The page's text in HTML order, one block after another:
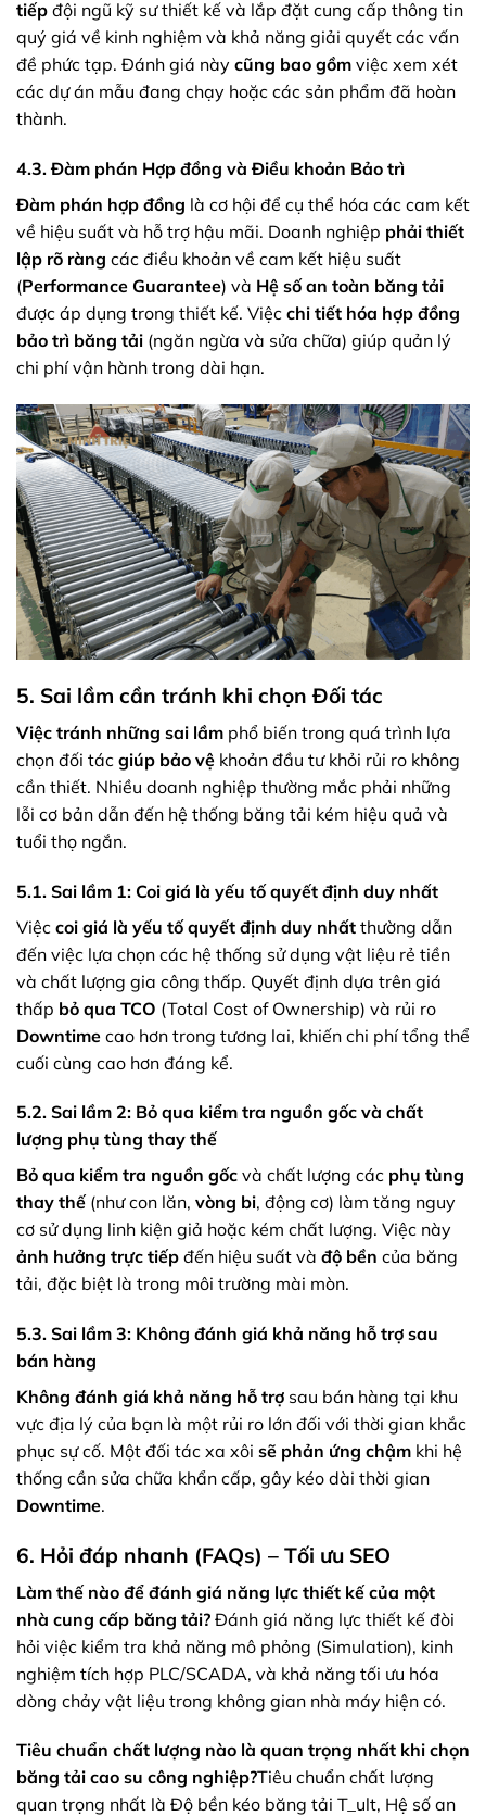
tiếp đội ngũ kỹ sư thiết kế và lắp đặt cung cấp thông tin
quý giá về kinh nghiệm và khả năng giải quyết các vấn
đề phức tạp. Đánh giá này cũng bao gồm việc xem xét
các dự án mẫu đang chạy hoặc các sản phẩm đã hoàn
thành.
4.3. Đàm phán Hợp đồng và Điều khoản Bảo trì
Đàm phán hợp đồng là cơ hội để cụ thể hóa các cam kết
về hiệu suất và hỗ trợ hậu mãi. Doanh nghiệp phải thiết
lập rõ ràng các điều khoản về cam kết hiệu suất
(Performance Guarantee) và Hệ số an toàn băng tải
được áp dụng trong thiết kế. Việc chi tiết hóa hợp đồng
bảo trì băng tải (ngăn ngừa và sửa chữa) giúp quản lý
chi phí vận hành trong dài hạn.
5. Sai lầm cần tránh khi chọn Đối tác
Việc tránh những sai lầm phổ biến trong quá trình lựa
chọn đối tác giúp bảo vệ khoản đầu tư khỏi rủi ro không
cần thiết. Nhiều doanh nghiệp thường mắc phải những
lỗi cơ bản dẫn đến hệ thống băng tải kém hiệu quả và
tuổi thọ ngắn.
5.1. Sai lầm 1: Coi giá là yếu tố quyết định duy nhất
Việc coi giá là yếu tố quyết định duy nhất thường dẫn
đến việc lựa chọn các hệ thống sử dụng vật liệu rẻ tiền
và chất lượng gia công thấp. Quyết định dựa trên giá
thấp bỏ qua TCO (Total Cost of Ownership) và rủi ro
Downtime cao hơn trong tương lai, khiến chi phí tổng thể
cuối cùng cao hơn đáng kể.
5.2. Sai lầm 2: Bỏ qua kiểm tra nguồn gốc và chất
lượng phụ tùng thay thế
Bỏ qua kiểm tra nguồn gốc và chất lượng các phụ tùng
thay thế (như con lăn, vòng bi, động cơ) làm tăng nguy
cơ sử dụng linh kiện giả hoặc kém chất lượng. Việc này
ảnh hưởng trực tiếp đến hiệu suất và độ bền của băng
tải, đặc biệt là trong môi trường mài mòn.
5.3. Sai lầm 3: Không đánh giá khả năng hỗ trợ sau
bán hàng
Không đánh giá khả năng hỗ trợ sau bán hàng tại khu
vực địa lý của bạn là một rủi ro lớn đối với thời gian khắc
phục sự cố. Một đối tác xa xôi sẽ phản ứng chậm khi hệ
thống cần sửa chữa khẩn cấp, gây kéo dài thời gian
Downtime.
6. Hỏi đáp nhanh (FAQs) – Tối ưu SEO
Làm thế nào để đánh giá năng lực thiết kế của một
nhà cung cấp băng tải? Đánh giá năng lực thiết kế đòi
hỏi việc kiểm tra khả năng mô phỏng (Simulation), kinh
nghiệm tích hợp PLC/SCADA, và khả năng tối ưu hóa
dòng chảy vật liệu trong không gian nhà máy hiện có.
Tiêu chuẩn chất lượng nào là quan trọng nhất khi chọn
băng tải cao su công nghiệp?Tiêu chuẩn chất lượng
quan trọng nhất là Độ bền kéo băng tải T_ult, Hệ số an